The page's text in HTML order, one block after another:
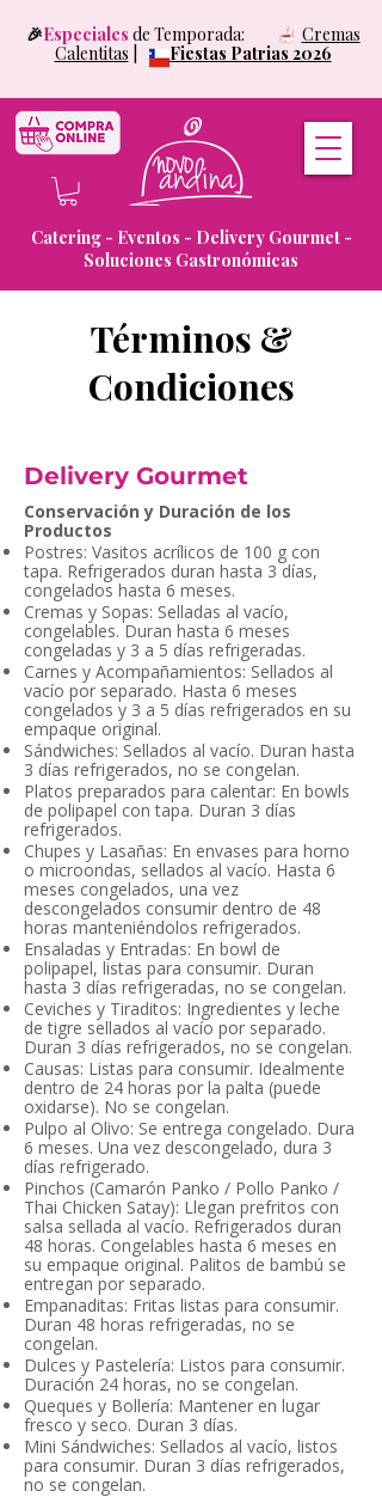
Catering - Eventos - Delivery Gourmet -
Soluciones Gastronómicas
🎉Especiales de Temporada: Cremas
Calentitas
Fiestas Patrias 2026
Términos &
Condiciones
Delivery Gourmet
Conservación y Duración de los
Productos
Postres: Vasitos acrílicos de 100 g con
tapa. Refrigerados duran hasta 3 días,
congelados hasta 6 meses.
Cremas y Sopas: Selladas al vacío,
congelables. Duran hasta 6 meses
congeladas y 3 a 5 días refrigeradas.
Carnes y Acompañamientos: Sellados al
vacío por separado. Hasta 6 meses
congelados y 3 a 5 días refrigerados en su
empaque original.
Sándwiches: Sellados al vacío. Duran hasta
3 días refrigerados, no se congelan.
Platos preparados para calentar: En bowls
de polipapel con tapa. Duran 3 días
refrigerados.
Chupes y Lasañas: En envases para horno
o microondas, sellados al vacío. Hasta 6
meses congelados, una vez
descongelados consumir dentro de 48
horas manteniéndolos refrigerados.
Ensaladas y Entradas: En bowl de
polipapel, listas para consumir. Duran
hasta 3 días refrigeradas, no se congelan.
Ceviches y Tiraditos: Ingredientes y leche
de tigre sellados al vacío por separado.
Duran 3 días refrigerados, no se congelan.
Causas: Listas para consumir. Idealmente
dentro de 24 horas por la palta (puede
oxidarse). No se congelan.
Pulpo al Olivo: Se entrega congelado. Dura
6 meses. Una vez descongelado, dura 3
días refrigerado.
Pinchos (Camarón Panko / Pollo Panko /
Thai Chicken Satay): Llegan prefritos con
salsa sellada al vacío. Refrigerados duran
48 horas. Congelables hasta 6 meses en
su empaque original. Palitos de bambú se
entregan por separado.
Empanaditas: Fritas listas para consumir.
Duran 48 horas refrigeradas, no se
congelan.
Dulces y Pastelería: Listos para consumir.
Duración 24 horas, no se congelan.
Queques y Bollería: Mantener en lugar
fresco y seco. Duran 3 días.
Mini Sándwiches: Sellados al vacío, listos
para consumir. Duran 3 días refrigerados,
no se congelan.